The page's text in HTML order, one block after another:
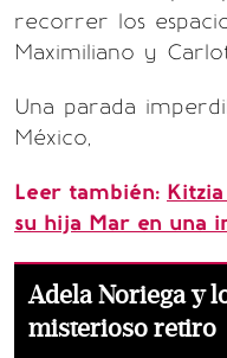
recorrer los
Maximiliano y
Una parada
México,
Leer también:
su hija Mar en una
Adela Noriega y
misterioso retiro